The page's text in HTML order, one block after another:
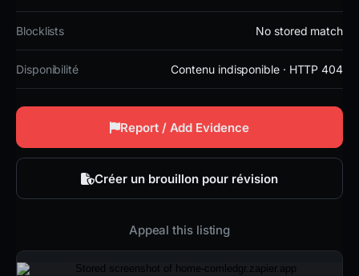
Blocklists No stored match
Disponibilité Contenu indisponible · HTTP 404
Report / Add Evidence
Créer un brouillon pour révision
Appeal this listing